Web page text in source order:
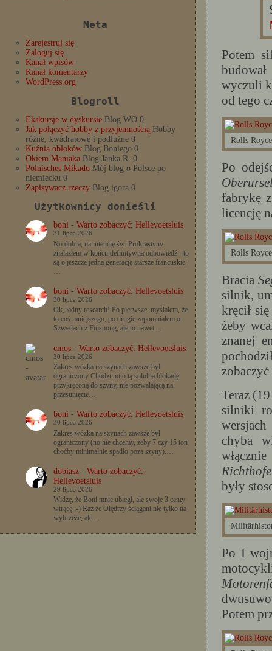
Meta
Zarejestruj się
Zaloguj się
Kanał wpisów
Kanał komentarzy
WordPress.org
Blogroll
Ekskursje w dyskursie Blog WO 0
Jak połączyć hobby z przyjemnością Hobby
różne, kwadratowe i podłużne 0
Kuźnia obłoków Blog Boniego 0
Okiem Maniaka Blog Janka R. 0
Polnisches Mikado Mój blog o Polsce po
niemiecku 0
Zapisywacz rzeczy Blog igora 0
Użytkownicy donieśli
boni- Warto zobaczyć: Hellevoetsluis
31 lipca 2026
No dobra, na intencję św. Prokrastyny
znalazłem w końcu definitywną odpowiedź - to
są o jeszcze jedną generację starsze francuskie,
…
boni- Warto zobaczyć: Hellevoetsluis
30 lipca 2026
Ok, ładny research! Po pierwsze, myślałem, że
to coś mniejszego, po drugie zapomniałem o
Szwedach z Finspong, ale to nawet…
cmos- Warto zobaczyć: Hellevoetsluis
30 lipca 2026
Zakres wózka na szynach zawsze był
ograniczony Chodzi mi o tą solidną blokadę
przykręconą do szyny, nie pozwalającą na
przesunięcie…
boni- Warto zobaczyć: Hellevoetsluis
30 lipca 2026
Zakres wózka na szynach zawsze był
ograniczony (no nie chcemy, żeby 7 czy 15 ton
choćby minimalnie spadło poza szyny).…
dobiasz- Warto zobaczyć:
Hellevoetsluis
29 lipca 2026
Widzę, że Boni mnie ubiegł, ale swoje 3 centy
wtrącę ;-) Raz że Olędrzy ściągani nie tylko na
wybrzeże, ale…
Potem
wyczuli
od tego
Rolls
Po
fabrykę
licencję
Rolls
Bracia
silnik,
kręcił
żeby
znanej
Teraz
silniki
chyba
były
Po I
Potem